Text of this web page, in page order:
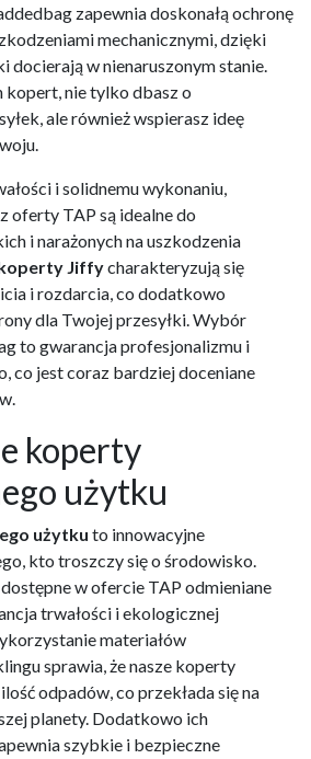
zapewnia doskonałą ochronę
mechanicznymi, dzięki
docierają w nienaruszonym stanie.
kopert, nie tylko dbasz o
ale również wspierasz ideę
i solidnemu wykonaniu,
z oferty TAP są idealne do
i narażonych na uszkodzenia
Jiffycharakteryzują się
i rozdarcia, co dodatkowo
dla Twojej przesyłki. Wybór
to gwarancja profesjonalizmu i
co jest coraz bardziej doceniane
koperty
użytku
użytku to innowacyjne
kto troszczy się o środowisko.
dostępne w ofercie TAP odmieniane
trwałości i ekologicznej
materiałów
sprawia, że nasze koperty
odpadów, co przekłada się na
planety. Dodatkowo ich
szybkie i bezpieczne